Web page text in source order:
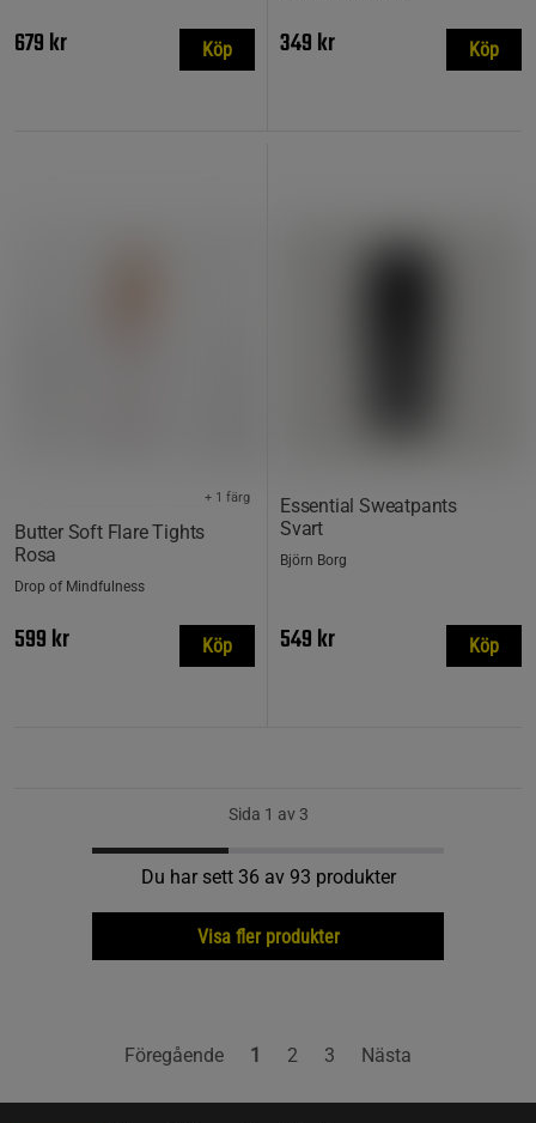
679 kr Köp 349 kr Köp
Butter Soft Flare Tights
Rosa
+ 1 färg
Drop of Mindfulness
599 kr Köp
Essential Sweatpants
Svart
Björn Borg
549 kr Köp
Sida 1 av 3
Du har sett 36 av 93 produkter
Visa fler produkter
Föregående 1 2 3 Nästa